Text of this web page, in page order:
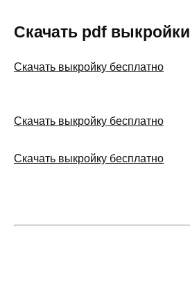
Скачать pdf выкройки
Скачать выкройку бесплатно
Скачать выкройку бесплатно
Скачать выкройку бесплатно